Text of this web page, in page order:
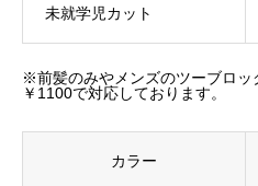
未就学児カット
※前髪のみやメンズのツーブロッ
￥1100で対応しております。
カラー